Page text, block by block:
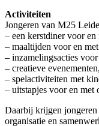
Activiteiten
Jongeren van M25
– een kerstdiner voor
– maaltijden voor en
– inzamelingsacties
– creatieve evenementen,
– spelactiviteiten met
– uitstapjes voor en met
Daarbij krijgen
organisatie en